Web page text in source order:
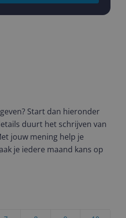
Start dan hieronder
duurt het schrijven van
jouw mening help je
je iedere maand kans op